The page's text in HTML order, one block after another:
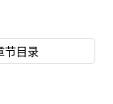
节目录